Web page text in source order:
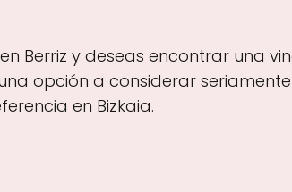
Berriz y deseas encontrar una
opción a considerar
en Bizkaia.